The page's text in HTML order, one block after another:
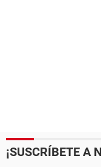
¡SUSCRÍBETE A